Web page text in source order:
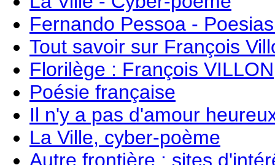
Fernando Pessoa -
Tout savoir sur François
Florilège : François VILLON
Poésie française
Il n'y a pas d'amour
La Ville, cyber-poème
Autre frontière : sites